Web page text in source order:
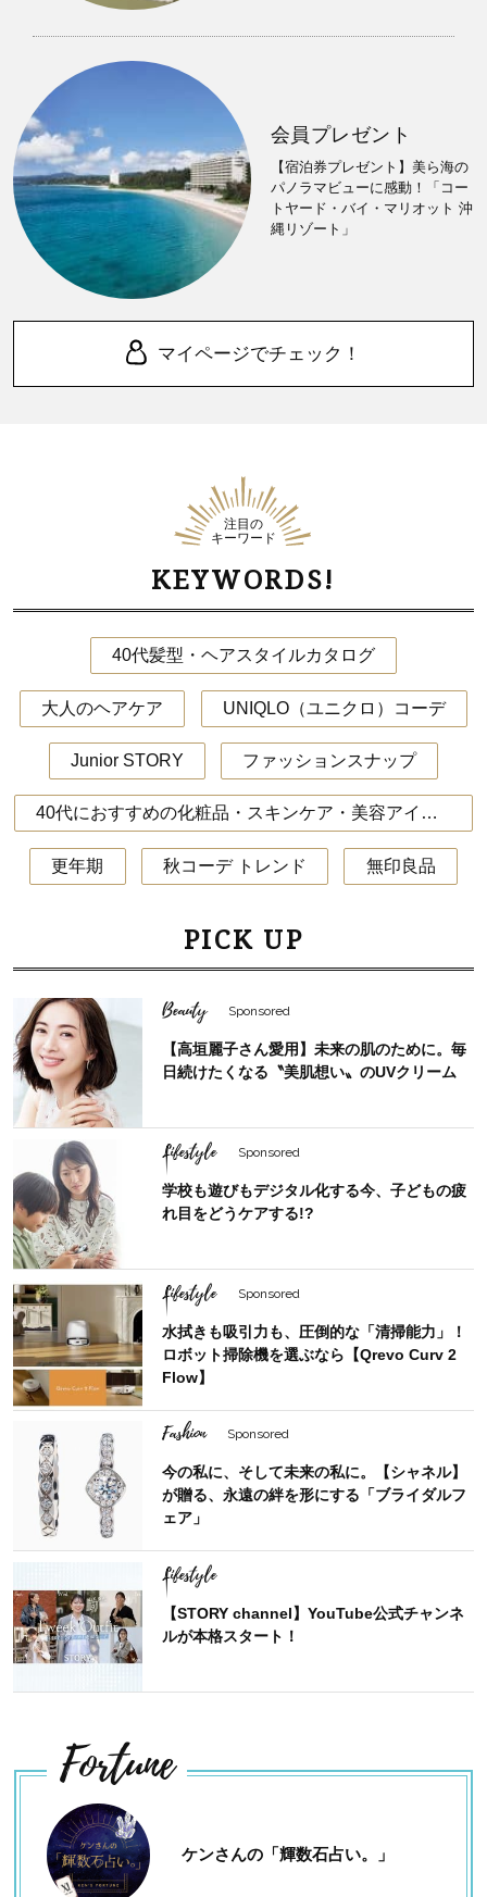
会員プレゼント
【宿泊券プレゼント】美ら海の
パノラマビューに感動！「コー
トヤード・バイ・マリオット 沖
縄リゾート」
マイページでチェック！
注目の
キーワード
KEYWORDS!
40代髪型・ヘアスタイルカタログ
大人のヘアケア UNIQLO（ユニクロ）コーデ
Junior STORY ファッションスナップ
40代におすすめの化粧品・スキンケア・美容アイテム
更年期 秋コーデ トレンド 無印良品
PICK UP
Beauty Sponsored
【高垣麗子さん愛用】未来の肌のために。毎
日続けたくなる〝美肌想い〟のUVクリーム
Lifestyle Sponsored
学校も遊びもデジタル化する今、子どもの疲
れ目をどうケアする!?
Lifestyle Sponsored
水拭きも吸引力も、圧倒的な「清掃能力」！
ロボット掃除機を選ぶなら【Qrevo Curv 2
Flow】
Fashion Sponsored
今の私に、そして未来の私に。【シャネル】
が贈る、永遠の絆を形にする「ブライダルフ
ェア」
Lifestyle
【STORY channel】YouTube公式チャンネ
ルが本格スタート！
Fortune
ケンさんの「輝数石占い。」